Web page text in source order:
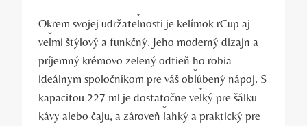
Okrem svojej udržateľnosti je kelímok rCup aj
veľmi štýlový a funkčný. Jeho moderný dizajn a
príjemný krémovo zelený odtieň ho robia
ideálnym spoločníkom pre váš obľúbený nápoj. S
kapacitou 227 ml je dostatočne veľký pre šálku
kávy alebo čaju, a zároveň ľahký a praktický pre